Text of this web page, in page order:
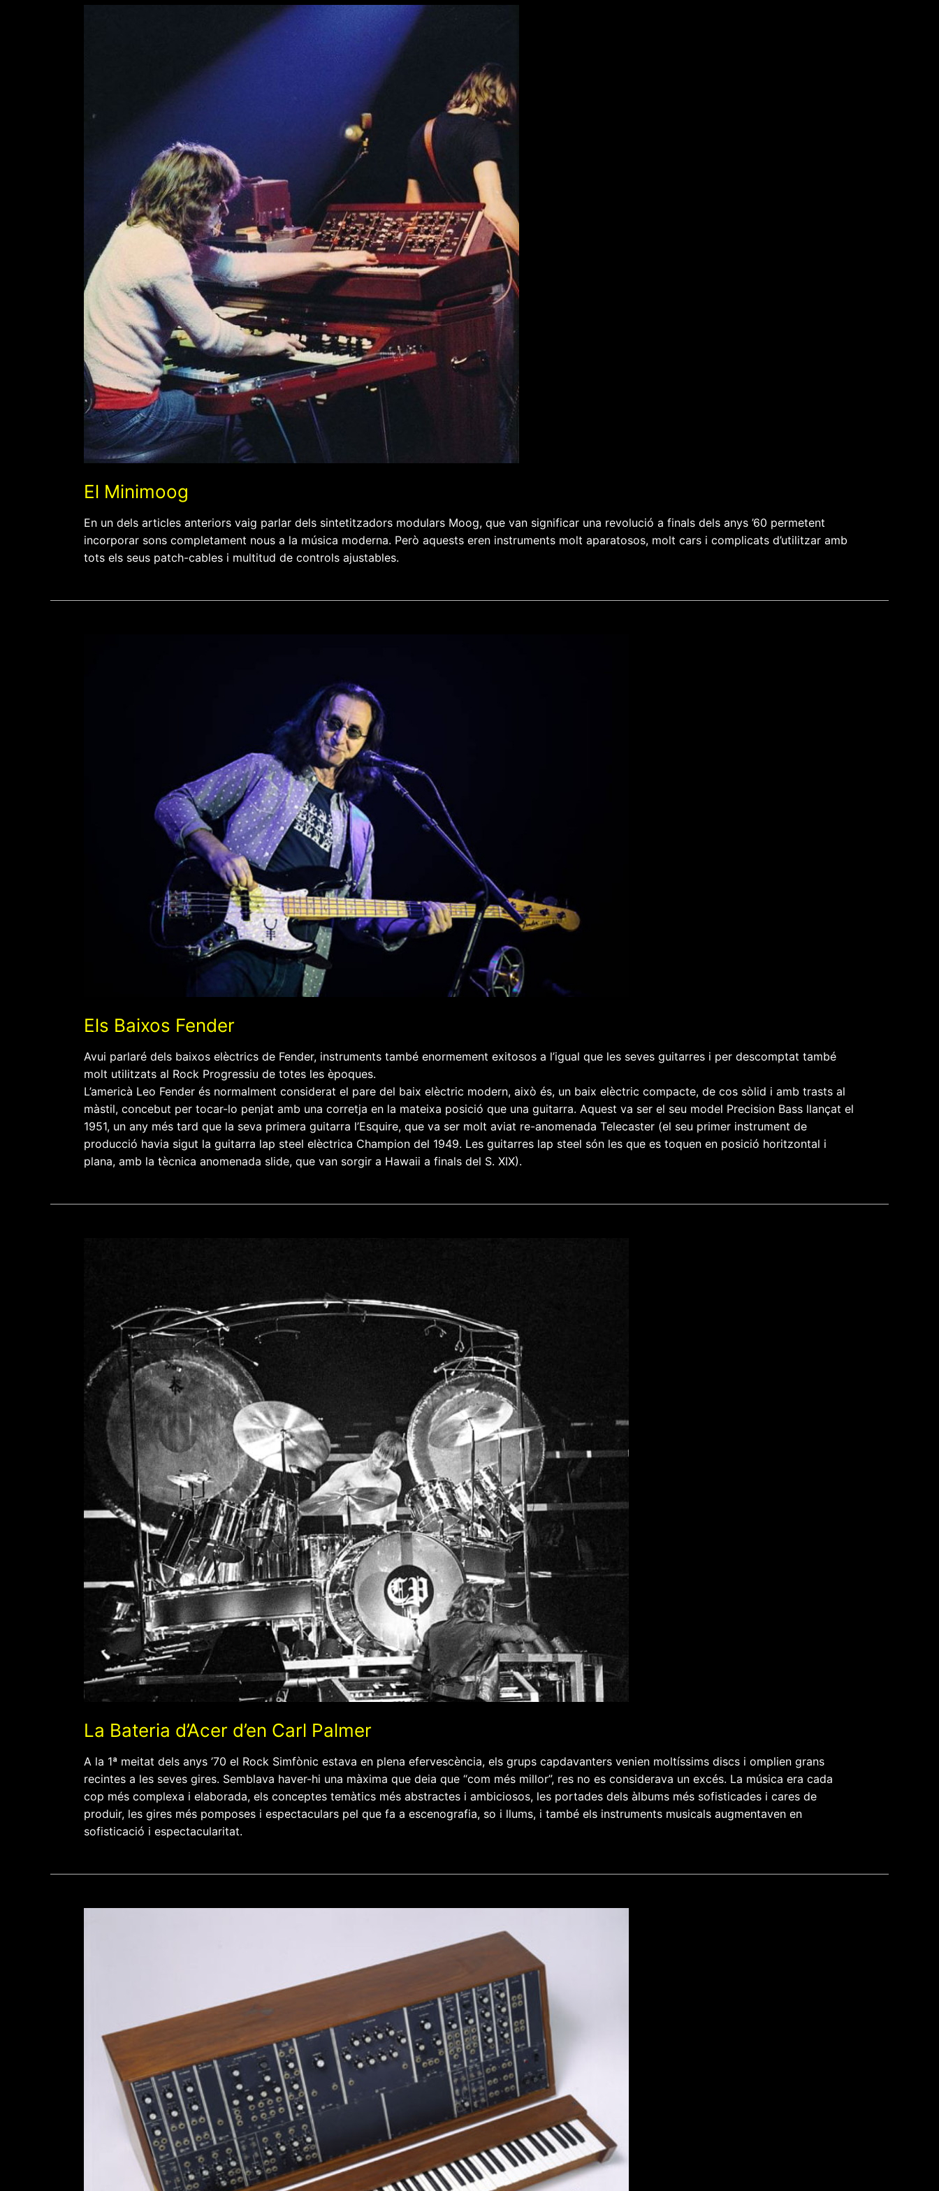
El Minimoog
En un dels articles anteriors vaig parlar dels sintetitzadors modulars Moog, que van significar una revolució a finals dels anys ’60 permetent
incorporar sons completament nous a la música moderna. Però aquests eren instruments molt aparatosos, molt cars i complicats d’utilitzar amb
tots els seus patch-cables i multitud de controls ajustables.
Els Baixos Fender
Avui parlaré dels baixos elèctrics de Fender, instruments també enormement exitosos a l’igual que les seves guitarres i per descomptat també
molt utilitzats al Rock Progressiu de totes les èpoques.
L’americà Leo Fender és normalment considerat el pare del baix elèctric modern, això és, un baix elèctric compacte, de cos sòlid i amb trasts al
màstil, concebut per tocar-lo penjat amb una corretja en la mateixa posició que una guitarra. Aquest va ser el seu model Precision Bass llançat el
1951, un any més tard que la seva primera guitarra l’Esquire, que va ser molt aviat re-anomenada Telecaster (el seu primer instrument de
producció havia sigut la guitarra lap steel elèctrica Champion del 1949. Les guitarres lap steel són les que es toquen en posició horitzontal i
plana, amb la tècnica anomenada slide, que van sorgir a Hawaii a finals del S. XIX).
La Bateria d’Acer d’en Carl Palmer
A la 1ª meitat dels anys ’70 el Rock Simfònic estava en plena efervescència, els grups capdavanters venien moltíssims discs i omplien grans
recintes a les seves gires. Semblava haver-hi una màxima que deia que “com més millor”, res no es considerava un excés. La música era cada
cop més complexa i elaborada, els conceptes temàtics més abstractes i ambiciosos, les portades dels àlbums més sofisticades i cares de
produir, les gires més pomposes i espectaculars pel que fa a escenografia, so i llums, i també els instruments musicals augmentaven en
sofisticació i espectacularitat.